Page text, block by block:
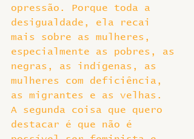
opressão. Porque toda a
desigualdade, ela recai
mais sobre as mulheres,
especialmente as pobres, as
negras, as indígenas, as
mulheres com deficiência,
as migrantes e as velhas.
A segunda coisa que quero
destacar é que não é